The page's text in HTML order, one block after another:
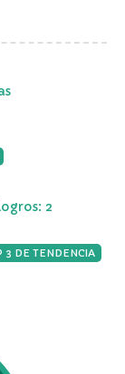
2
3 DE TENDENCIA